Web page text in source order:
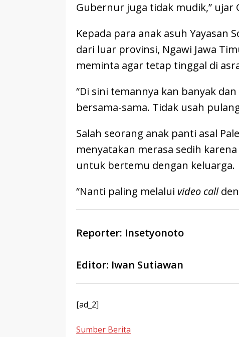
Gubernur juga tidak mudik,” ujar
Kepada para anak asuh Yayasan
dari luar provinsi, Ngawi Jawa
meminta agar tetap tinggal di
“Di sini temannya kan banyak
bersama-sama. Tidak usah
Salah seorang anak panti asal
menyatakan merasa sedih
untuk bertemu dengan keluarga.
“Nanti paling melalui video call
Reporter: Insetyonoto
Editor: Iwan Sutiawan
[ad_2]
Sumber Berita